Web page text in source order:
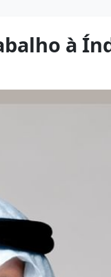
à